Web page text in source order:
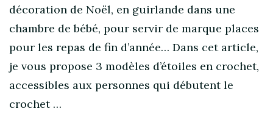
décoration de Noël, en guirlande dans une
chambre de bébé, pour servir de marque places
pour les repas de fin d’année… Dans cet article,
je vous propose 3 modèles d’étoiles en crochet,
accessibles aux personnes qui débutent le
crochet …